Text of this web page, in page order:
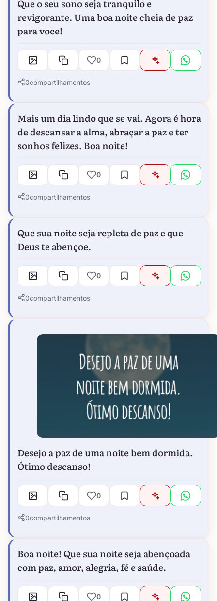
Que o seu sono seja tranquilo e
revigorante. Uma boa noite cheia de paz
para voce!
0
0compartilhamentos
Mais um dia lindo que se vai. Agora é hora
de descansar a alma, abraçar a paz e ter
sonhos felizes. Boa noite!
0
0compartilhamentos
Que sua noite seja repleta de paz e que
Deus te abençoe.
0
0compartilhamentos
Desejo a paz de uma noite bem dormida.
Ótimo descanso!
0
0compartilhamentos
Boa noite! Que sua noite seja abençoada
com paz, amor, alegria, fé e saúde.
0